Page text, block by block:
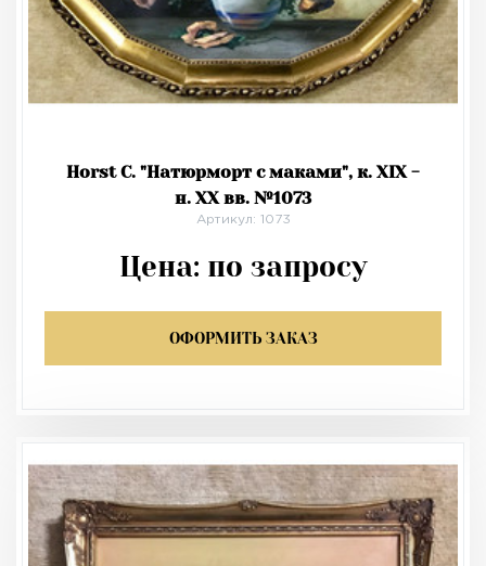
Horst C. "Натюрморт с маками", к. XIX -
н. XX вв. №1073
Артикул: 1073
Цена: по запросу
ОФОРМИТЬ ЗАКАЗ